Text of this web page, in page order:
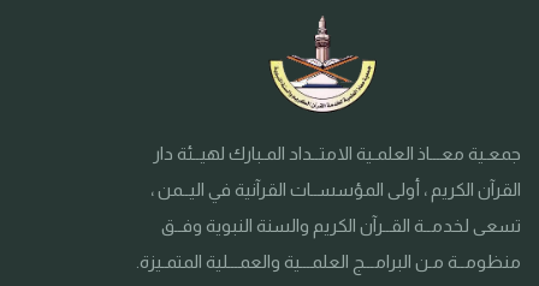
جمعـية معـــاذ العلمـية الامتــداد المـبارك لهيــئة دار
القرآن الكريم ، أولى المؤسســات القرآنية في اليــمن ،
تسعى لخدمــة القــرآن الكريم والسنة النبوية وفــق
منظومــة مـن البرامـــج العلمـــية والعمـــلية المتمـيزة.